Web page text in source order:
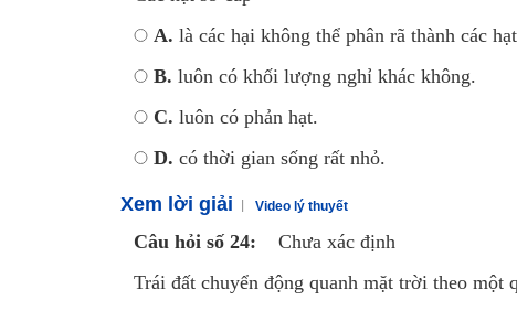
A. là các hại không thể phân rã thành các
B. luôn có khối lượng nghỉ khác không.
C. luôn có phản hạt.
D. có thời gian sống rất nhỏ.
Xem lời giải Video lý thuyết
Câu hỏi số 24:
Chưa xác định
Trái đất chuyển động quanh mặt trời theo một